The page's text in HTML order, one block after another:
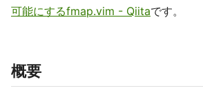
可能にするfmap.vim - Qiitaです。
概要